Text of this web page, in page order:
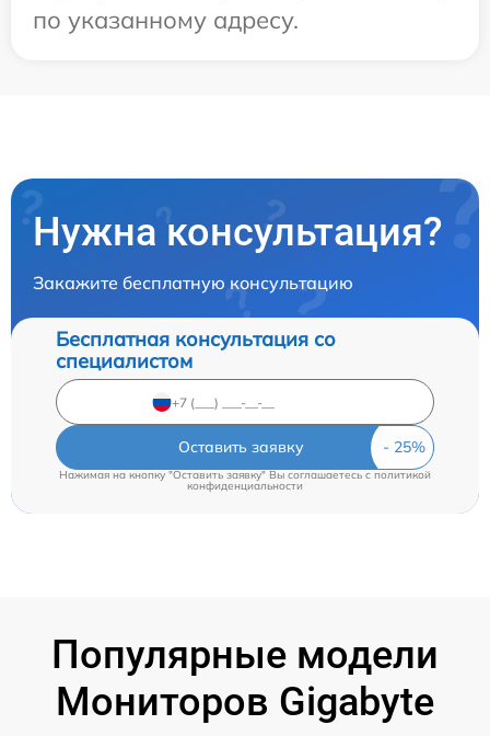
по указанному адресу.
Нужна консультация?
Закажите бесплатную консультацию
Бесплатная консультация со
специалистом
Оставить заявку
Нажимая на кнопку "Оставить заявку" Вы соглашаетесь cполитикой
конфиденциальности
Популярные модели
Мониторов Gigabyte